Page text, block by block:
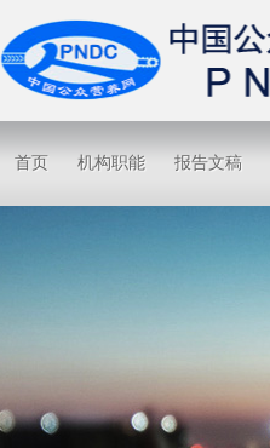
首页 机构职能 报告文稿